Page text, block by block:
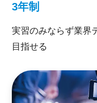
3年制
実習のみならず業界
目指せる